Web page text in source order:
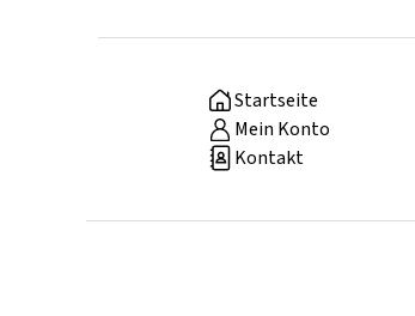
Startseite
Mein Konto
Kontakt